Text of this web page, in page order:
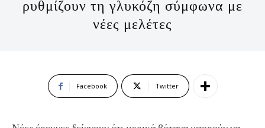
ρυθμίζουν τη γλυκόζη σύμφωνα με
νέες μελέτες
Facebook Twitter